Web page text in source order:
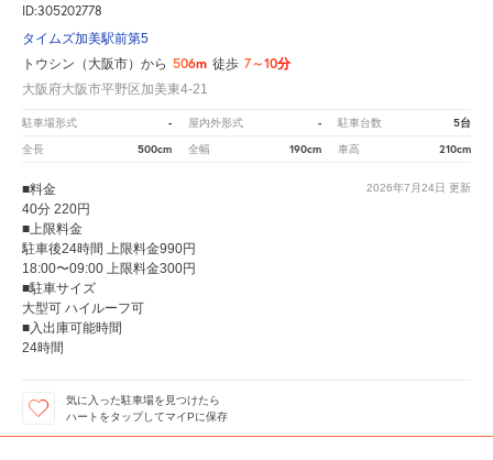
ID:305202778
タイムズ加美駅前第5
トウシン（大阪市）から 506m 徒歩 7～10分
大阪府大阪市平野区加美東4-21
駐車場形式 - 屋内外形式 - 駐車台数 5台
全長 500cm 全幅 190cm 車高 210cm
2026年7月24日 更新
■料金
40分 220円
■上限料金
駐車後24時間 上限料金990円
18:00〜09:00 上限料金300円
■駐車サイズ
大型可 ハイルーフ可
■入出庫可能時間
24時間
気に入った駐車場を見つけたら
ハートをタップしてマイPに保存